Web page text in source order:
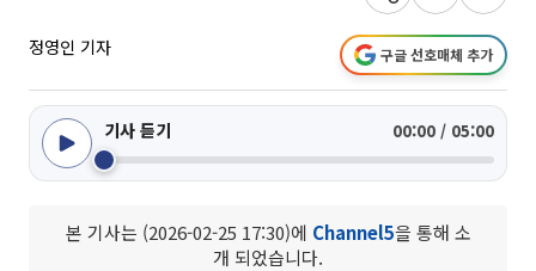
정영인 기자 구글 선호매체 추가
기사 듣기 00:00 / 05:00
본 기사는 (2026-02-25 17:30)에 Channel5을 통해 소
개 되었습니다.